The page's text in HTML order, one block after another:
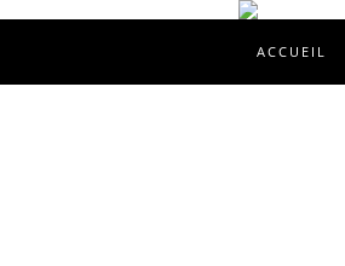
ACCUEIL